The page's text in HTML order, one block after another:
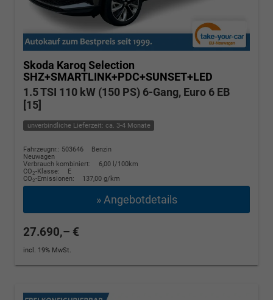
Skoda Karoq Selection
SHZ+SMARTLINK+PDC+SUNSET+LED
1.5 TSI 110 kW (150 PS) 6-Gang, Euro 6 EB
[15]
unverbindliche Lieferzeit: ca. 3-4 Monate
Fahrzeugnr.: 503646
Benzin
Neuwagen
Verbrauch kombiniert:
6,00 l/100km
CO2-Klasse:
E
CO2-Emissionen: 137,00 g/km
» Angebotdetails
27.690,– €
incl. 19% MwSt.